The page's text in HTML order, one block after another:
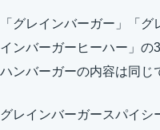
「グレインバーガー」「
インバーガーヒーハー」の
ハンバーガーの内容は同じ
グレインバーガースパイシ